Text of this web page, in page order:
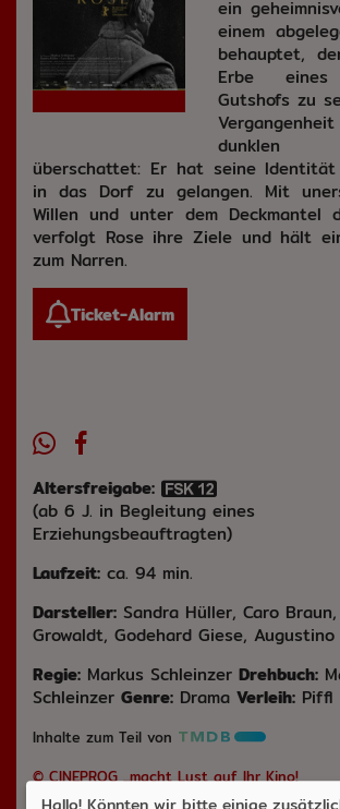
ein
einem
behauptet,
Erbe eines
Gutshofs zu
dunklen
überschattet: Er hat seine
in das Dorf zu gelangen. Mit
Willen und unter dem Deckmantel
verfolgt Rose ihre Ziele und hält
zum Narren.
Ticket-Alarm
Altersfreigabe:
(ab 6 J. in Begleitung eines
Erziehungsbeauftragten)
Laufzeit: ca. 94 min.
Darsteller: Sandra Hüller, Caro
Growaldt, Godehard Giese, Augustino
Regie: Markus Schleinzer Drehbuch:
Schleinzer Genre: Drama Verleih: Piffl
Inhalte zum Teil von
© CINEPROG ...macht Lust auf Ihr Kino!